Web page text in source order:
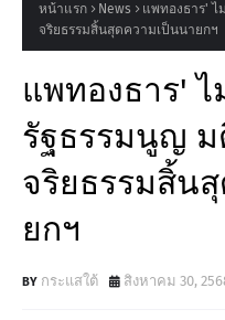
หน้าแรก News
แพทองธาร' ไ
จริยธรรมสิ้นสุดความเป็นนายกฯ
แพทองธาร' ไ
รัฐธรรมนูญ ม
จริยธรรมสิ้น
ยกฯ
กระแสใต้ สิงหาคม 30,